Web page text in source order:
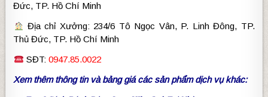
Đức, TP. Hồ Chí Minh
Địa chỉ Xưởng: 234/6 Tô Ngọc Vân, P. Linh Đông, TP.
Thủ Đức, TP. Hồ Chí Minh
SĐT: 0947.85.0022
Xem thêm thông tin và bảng giá các sản phẩm dịch vụ khác: